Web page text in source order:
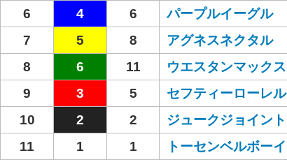
6
4 6 パープルイーグル
7
5 8 アグネスネクタル
8
6 11 ウエスタンマックス
9
3 5 セフティーローレル
10
2 2 ジュークジョイント
11
1 1 トーセンベルボーイ